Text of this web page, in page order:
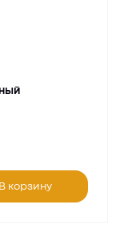
В корзину